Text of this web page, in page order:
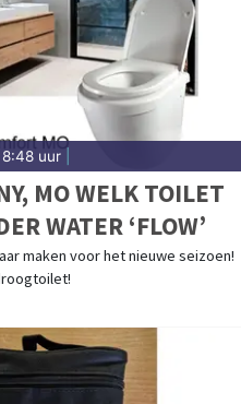
uur|
MO WELK TOILET
WATER ‘FLOW’
maken voor het nieuwe seizoen!